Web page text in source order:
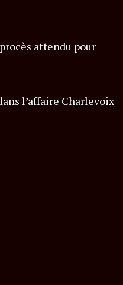
attendu pour
l’affaire Charlevoix